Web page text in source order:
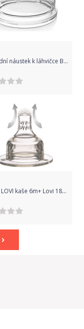
Náhradní náustek k láhvičce Baby Ono nr. kat.1049
Dudlík LOVI kaše 6m+ Lovi 18/723